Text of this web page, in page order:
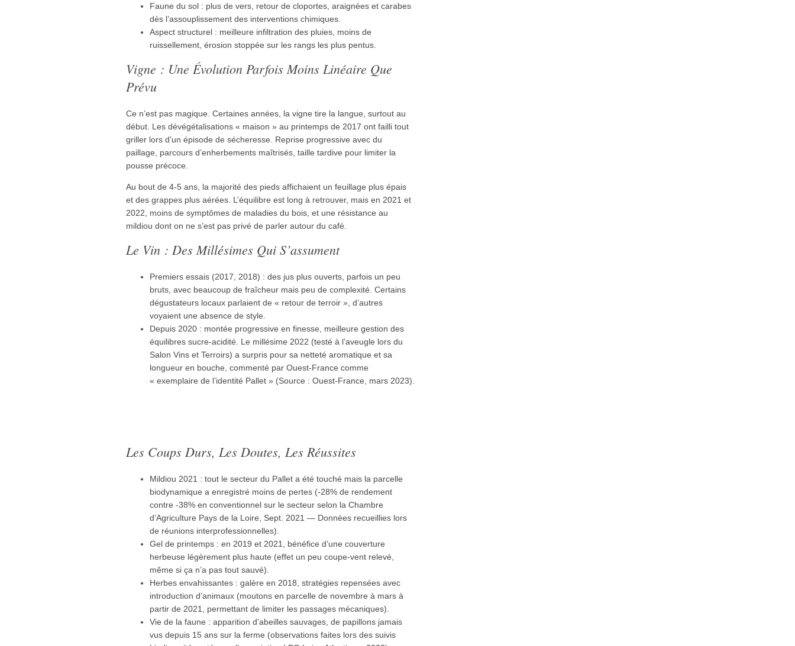
Faune du sol : plus de vers, retour de cloportes, araignées et carabes
dès l’assouplissement des interventions chimiques.
Aspect structurel : meilleure infiltration des pluies, moins de
ruissellement, érosion stoppée sur les rangs les plus pentus.
Vigne : Une Évolution Parfois Moins Linéaire Que
Prévu
Ce n’est pas magique. Certaines années, la vigne tire la langue, surtout au
début. Les dévégétalisations « maison » au printemps de 2017 ont failli tout
griller lors d’un épisode de sécheresse. Reprise progressive avec du
paillage, parcours d’enherbements maîtrisés, taille tardive pour limiter la
pousse précoce.
Au bout de 4-5 ans, la majorité des pieds affichaient un feuillage plus épais
et des grappes plus aérées. L’équilibre est long à retrouver, mais en 2021 et
2022, moins de symptômes de maladies du bois, et une résistance au
mildiou dont on ne s’est pas privé de parler autour du café.
Le Vin : Des Millésimes Qui S’assument
Premiers essais (2017, 2018) : des jus plus ouverts, parfois un peu
bruts, avec beaucoup de fraîcheur mais peu de complexité. Certains
dégustateurs locaux parlaient de « retour de terroir », d’autres
voyaient une absence de style.
Depuis 2020 : montée progressive en finesse, meilleure gestion des
équilibres sucre-acidité. Le millésime 2022 (testé à l’aveugle lors du
Salon Vins et Terroirs) a surpris pour sa netteté aromatique et sa
longueur en bouche, commenté par Ouest-France comme
« exemplaire de l’identité Pallet » (Source : Ouest-France, mars 2023).
Les Coups Durs, Les Doutes, Les Réussites
Mildiou 2021 : tout le secteur du Pallet a été touché mais la parcelle
biodynamique a enregistré moins de pertes (-28% de rendement
contre -38% en conventionnel sur le secteur selon la Chambre
d’Agriculture Pays de la Loire, Sept. 2021 — Données recueillies lors
de réunions interprofessionnelles).
Gel de printemps : en 2019 et 2021, bénéfice d’une couverture
herbeuse légèrement plus haute (effet un peu coupe-vent relevé,
même si ça n’a pas tout sauvé).
Herbes envahissantes : galère en 2018, stratégies repensées avec
introduction d’animaux (moutons en parcelle de novembre à mars à
partir de 2021, permettant de limiter les passages mécaniques).
Vie de la faune : apparition d’abeilles sauvages, de papillons jamais
vus depuis 15 ans sur la ferme (observations faites lors des suivis